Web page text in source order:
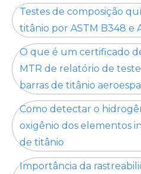
Testes de composição
titânio por ASTM B348 e
O que é um certificado
MTR de relatório de
barras de titânio
Como detectar o
oxigênio dos elementos
de titânio
Importância da